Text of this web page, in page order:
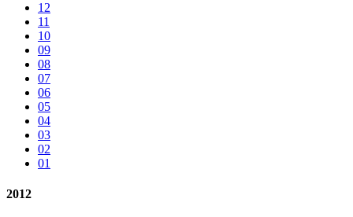
12
11
10
09
08
07
06
05
04
03
02
01
2012